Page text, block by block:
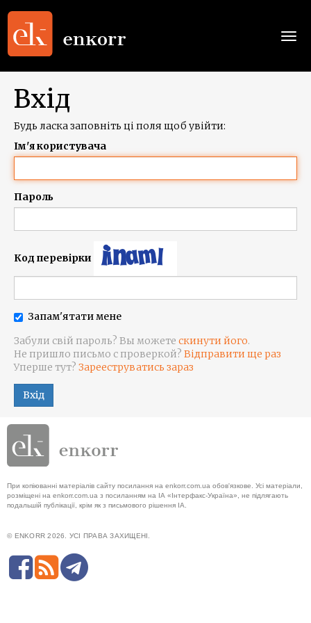
Вхід
Будь ласка заповніть ці поля щоб увійти:
Ім'я користувача
Пароль
Код перевірки
Запам'ятати мене
Забули свій пароль? Вы можете скинути його.
Не пришло письмо с проверкой? Відправити ще раз
Уперше тут? Зарееструватись зараз
Вхід
При копіюванні матеріалів сайту посилання на enkorr.com.ua обов'язкове. Усі матеріали,
розміщені на enkorr.com.ua з посиланням на ІА «Інтерфакс-Україна», не підлягають
подальшій публікації, крім як з письмового рішення ІА.
© ENKORR 2026. УСІ ПРАВА ЗАХИЩЕНІ.